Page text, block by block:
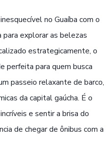
no Guaíba com o
explorar as belezas
estrategicamente, o
perfeita para quem busca
passeio relaxante de barco,
da capital gaúcha. É o
e sentir a brisa do
de chegar de ônibus com a